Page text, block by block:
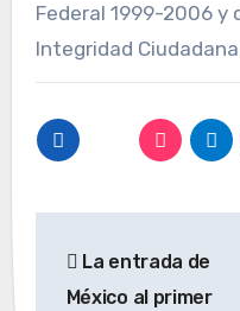
Federal 1999-2006 y
Integridad Ciudadana
de
La entrada de
México al primer